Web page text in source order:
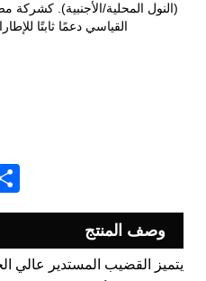
(النول المحلية/الأجنبية). كشركة
القياسي دعمًا ثابتًا
وصف المنتج
يتميز القضيب المستدير عالي